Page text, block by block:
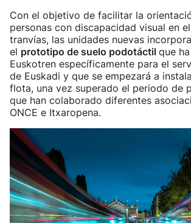
Con el objetivo de facilitar la
personas con discapacidad visual en
tranvías, las unidades nuevas
el prototipo de suelo podotáctil que
Euskotren específicamente para el
de Euskadi y que se empezará a
flota, una vez superado el periodo de
que han colaborado diferentes
ONCE e Itxaropena.